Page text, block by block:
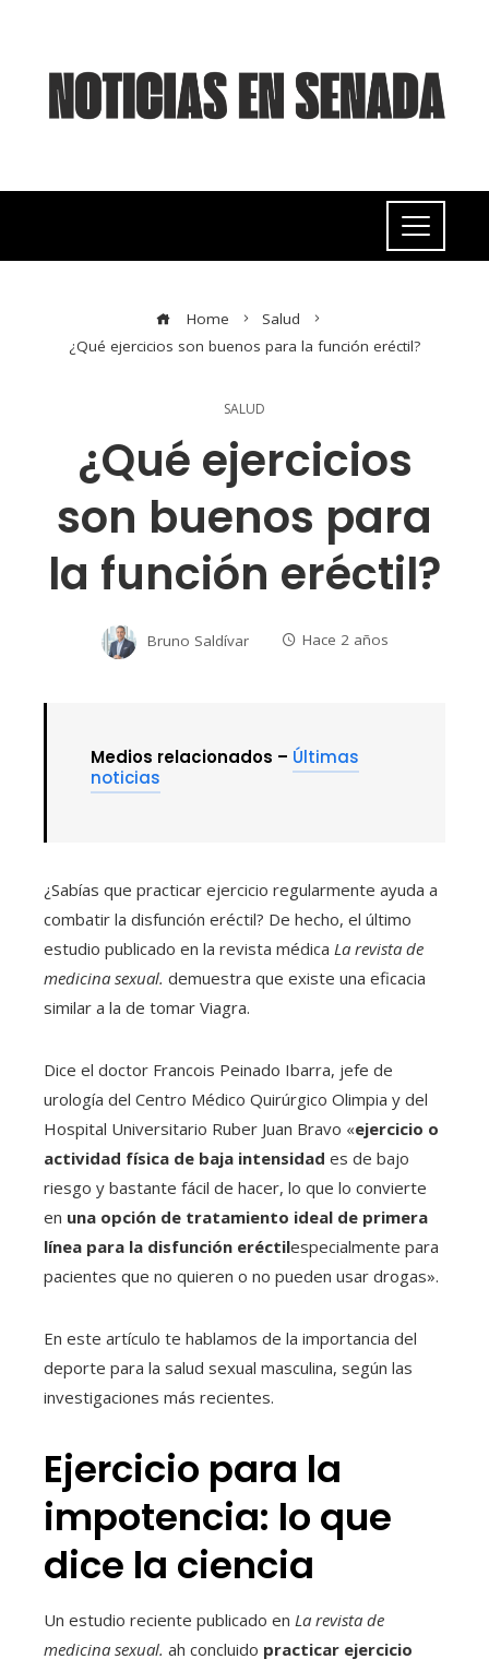
Home
Salud
¿Qué ejercicios son buenos para la función eréctil?
SALUD
¿Qué ejercicios
son buenos para
la función eréctil?
Bruno Saldívar Hace 2 años
Medios relacionados – Últimas
noticias
¿Sabías que practicar ejercicio regularmente ayuda a
combatir la disfunción eréctil? De hecho, el último
estudio publicado en la revista médica La revista de
medicina sexual. demuestra que existe una eficacia
similar a la de tomar Viagra.
Dice el doctor Francois Peinado Ibarra, jefe de
urología del Centro Médico Quirúrgico Olimpia y del
Hospital Universitario Ruber Juan Bravo «ejercicio o
actividad física de baja intensidad es de bajo
riesgo y bastante fácil de hacer, lo que lo convierte
en una opción de tratamiento ideal de primera
línea para la disfunción eréctilespecialmente para
pacientes que no quieren o no pueden usar drogas».
En este artículo te hablamos de la importancia del
deporte para la salud sexual masculina, según las
investigaciones más recientes.
Ejercicio para la
impotencia: lo que
dice la ciencia
Un estudio reciente publicado en La revista de
medicina sexual. ah concluido practicar ejercicio